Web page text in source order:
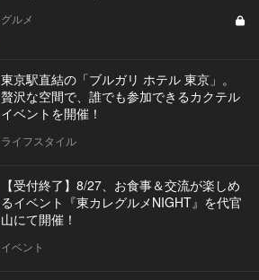
グルメ
東京駅直結の「ブルガリ ホテル 東京」。
贅沢な空間で、誰でも参加できるカクテル
イベントを開催！
ライフスタイル
【受付終了】8/27、お食事＆交流が楽しめ
るイベント『東カレグルメNIGHT』を代官
山にて開催！
イベント